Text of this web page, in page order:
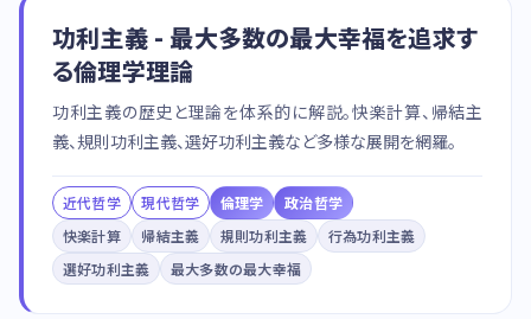
功利主義 - 最大多数の最大幸福を追求す
る倫理学理論
功利主義の歴史と理論を体系的に解説。快楽計算、帰結主
義、規則功利主義、選好功利主義など多様な展開を網羅。
近代哲学 現代哲学 倫理学
政治哲学
快楽計算
帰結主義 規則功利主義
行為功利主義
選好功利主義
最大多数の最大幸福